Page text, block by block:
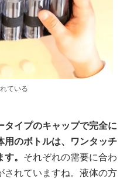
ている
イプのキャップで完全に
用のボトルは、ワンタッチ
。 それぞれの需要に合わ
されていますね。液体の方